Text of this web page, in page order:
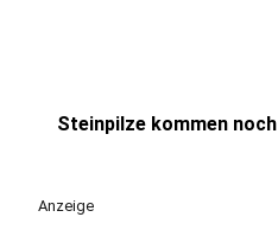
Steinpilze kommen noch
Anzeige